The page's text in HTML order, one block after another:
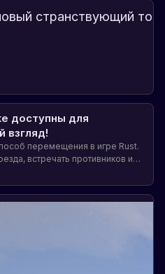
доступны для
взгляд!
перемещения в игре Rust.
встречать противников и